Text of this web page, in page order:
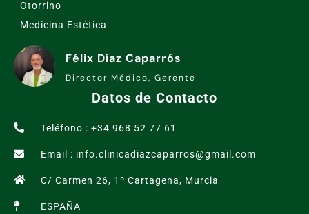
- Otorrino
- Medicina Estética
Félix Díaz Caparrós
Director Médico, Gerente
Datos de Contacto
Teléfono : +34 968 52 77 61
Email : info.clinicadiazcaparros@gmail.com
C/ Carmen 26, 1º Cartagena, Murcia
ESPAÑA